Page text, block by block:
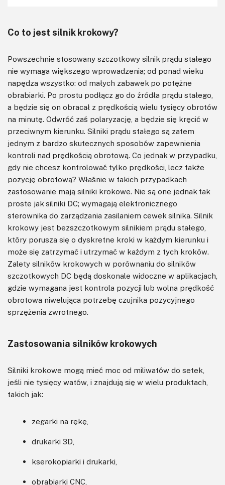
Co to jest silnik krokowy?
Powszechnie stosowany szczotkowy silnik prądu stałego
nie wymaga większego wprowadzenia; od ponad wieku
napędza wszystko: od małych zabawek po potężne
obrabiarki. Po prostu podłącz go do źródła prądu stałego,
a będzie się on obracał z prędkością wielu tysięcy obrotów
na minutę. Odwróć zaś polaryzację, a będzie się kręcić w
przeciwnym kierunku. Silniki prądu stałego są zatem
jednym z bardzo skutecznych sposobów zapewnienia
kontroli nad prędkością obrotową. Co jednak w przypadku,
gdy nie chcesz kontrolować tylko prędkości, lecz także
pozycję obrotową? Właśnie w takich przypadkach
zastosowanie mają silniki krokowe. Nie są one jednak tak
proste jak silniki DC; wymagają elektronicznego
sterownika do zarządzania zasilaniem cewek silnika. Silnik
krokowy jest bezszczotkowym silnikiem prądu stałego,
który porusza się o dyskretne kroki w każdym kierunku i
może się zatrzymać i utrzymać w każdym z tych kroków.
Zalety silników krokowych w porównaniu do silników
szczotkowych DC będą doskonale widoczne w aplikacjach,
gdzie wymagana jest kontrola pozycji lub wolna prędkość
obrotowa niwelująca potrzebę czujnika pozycyjnego
sprzężenia zwrotnego.
Zastosowania silników krokowych
Silniki krokowe mogą mieć moc od miliwatów do setek,
jeśli nie tysięcy watów, i znajdują się w wielu produktach,
takich jak:
zegarki na rękę,
drukarki 3D,
kserokopiarki i drukarki,
obrabiarki CNC,